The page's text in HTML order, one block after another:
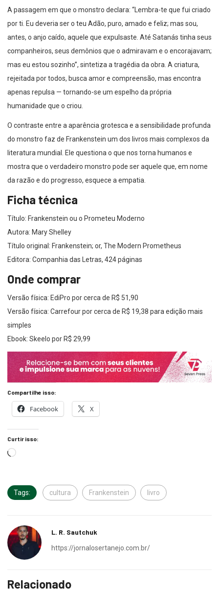
A passagem em que o monstro declara: “Lembra-te que fui criado
por ti. Eu deveria ser o teu Adão, puro, amado e feliz; mas sou,
antes, o anjo caído, aquele que expulsaste. Até Satanás tinha seus
companheiros, seus demônios que o admiravam e o encorajavam;
mas eu estou sozinho”, sintetiza a tragédia da obra. A criatura,
rejeitada por todos, busca amor e compreensão, mas encontra
apenas repulsa — tornando-se um espelho da própria
humanidade que o criou.
O contraste entre a aparência grotesca e a sensibilidade profunda
do monstro faz de Frankenstein um dos livros mais complexos da
literatura mundial. Ele questiona o que nos torna humanos e
mostra que o verdadeiro monstro pode ser aquele que, em nome
da razão e do progresso, esquece a empatia.
Ficha técnica
Título: Frankenstein ou o Prometeu Moderno
Autora: Mary Shelley
Título original: Frankenstein; or, The Modern Prometheus
Editora: Companhia das Letras, 424 páginas
Onde comprar
Versão física: EdiPro por cerca de R$ 51,90
Versão física: Carrefour por cerca de R$ 19,38 para edição mais
simples
Ebook: Skeelo por R$ 29,99
Compartilhe isso:
Facebook X
Curtir isso:
Tags: cultura Frankenstein livro
L. R. Sautchuk
https://jornalosertanejo.com.br/
Relacionado